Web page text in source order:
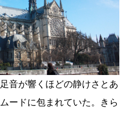
音が響くほどの静けさとあ
ードに包まれていた。きら